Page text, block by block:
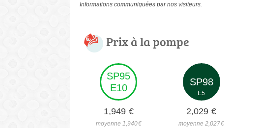
Informations communiquées par nos visiteurs.
Prix à la pompe
SP95
E10
1,949 €
moyenne 1,940€
SP98
E5
2,029 €
moyenne 2,027€